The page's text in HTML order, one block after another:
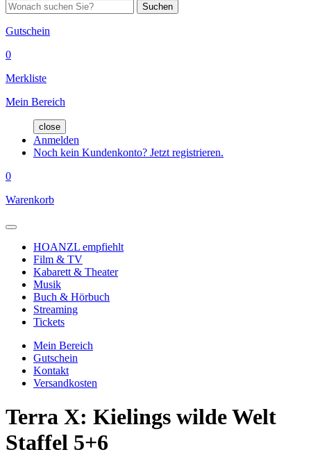
Suchen
Gutschein
0
Merkliste
Mein Bereich
close
Anmelden
Noch kein Kundenkonto? Jetzt registrieren.
0
Warenkorb
HOANZL empfiehlt
Film & TV
Kabarett & Theater
Musik
Buch & Hörbuch
Streaming
Tickets
Mein Bereich
Gutschein
Kontakt
Versandkosten
Terra X: Kielings wilde Welt
Staffel 5+6